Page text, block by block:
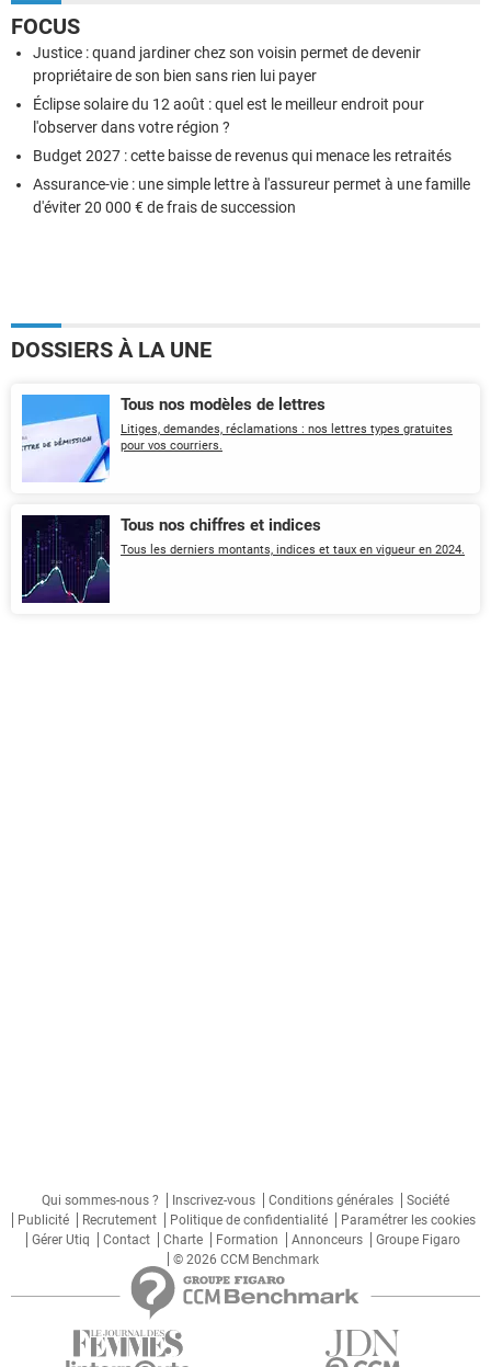
FOCUS
Justice : quand jardiner chez son voisin permet de devenir
propriétaire de son bien sans rien lui payer
Éclipse solaire du 12 août : quel est le meilleur endroit pour
l'observer dans votre région ?
Budget 2027 : cette baisse de revenus qui menace les retraités
Assurance-vie : une simple lettre à l'assureur permet à une famille
d'éviter 20 000 € de frais de succession
DOSSIERS À LA UNE
Tous nos modèles de lettres
Litiges, demandes, réclamations : nos lettres types gratuites
pour vos courriers.
Tous nos chiffres et indices
Tous les derniers montants, indices et taux en vigueur en 2024.
Qui sommes-nous ? Inscrivez-vous Conditions générales
Société
Publicité
Recrutement Politique de confidentialité
Paramétrer les cookies
Gérer Utiq
Contact Charte Formation Annonceurs
Groupe Figaro
© 2026 CCM Benchmark